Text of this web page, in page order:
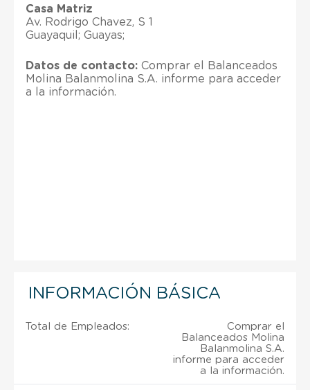
Casa Matriz
Av. Rodrigo Chavez, S 1
Guayaquil; Guayas;
Datos de contacto: Comprar el Balanceados
Molina Balanmolina S.A. informe para acceder
a la información.
INFORMACIÓN BÁSICA
Total de Empleados:
Comprar el
Balanceados Molina
Balanmolina S.A.
informe para acceder
a la información.